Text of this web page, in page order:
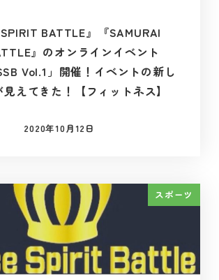
SPIRIT BATTLE』『SAMURAI
』のオンラインイベント
Vol.1」開催！イベントの新し
えてきた！【フィットネス】
投稿日
2020年10月12日
スポーツ